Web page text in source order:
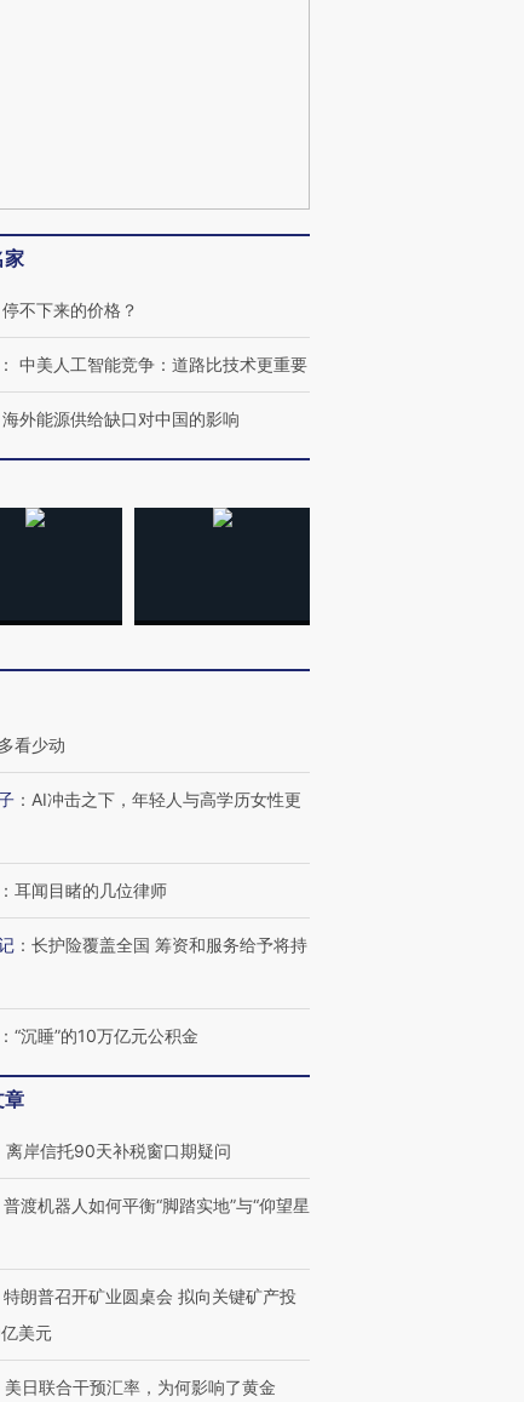
私7万
内含3种
度Z世代 用街头抗争将教
机”？难民潮撕裂西班牙
届链博
”接产
【特别呈现】寻找100种
有意思的生活方式·第三对
家
停不下来的价格？
： 中美人工智能竞争：道路比技术更重要
海外能源供给缺口对中国的影响
多看少动
： AI冲击之下，年轻人与高学历女性更
： 耳闻目睹的几位律师
： 长护险覆盖全国 筹资和服务给予将持
： “沉睡”的10万亿元公积金
章
离岸信托90天补税窗口期疑问
普渡机器人如何平衡“脚踏实地”与“仰望星
特朗普召开矿业圆桌会 拟向关键矿产投
美元
美日联合干预汇率，为何影响了黄金